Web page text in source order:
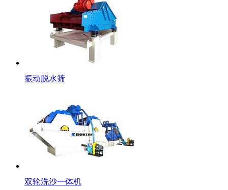
振动脱水筛
双轮洗沙一体机